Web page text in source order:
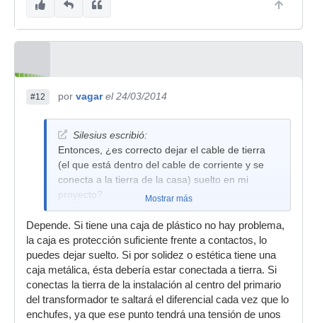
#12 por vagar el 24/03/2014
Silesius escribió:
Entonces, ¿es correcto dejar el cable de tierra
(el que está dentro del cable de corriente y se
conecta a la tierra de la casa) suelto en mi
proyecto?
Mostrar más
Depende. Si tiene una caja de plástico no hay problema,
la caja es protección suficiente frente a contactos, lo
puedes dejar suelto. Si por solidez o estética tiene una
caja metálica, ésta debería estar conectada a tierra. Si
conectas la tierra de la instalación al centro del primario
del transformador te saltará el diferencial cada vez que lo
enchufes, ya que ese punto tendrá una tensión de unos